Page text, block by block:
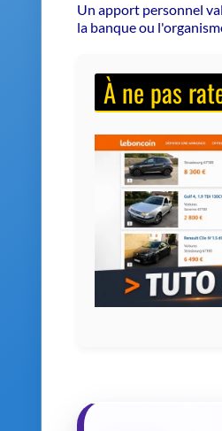
Un apport personnel
la banqueou
À ne pas